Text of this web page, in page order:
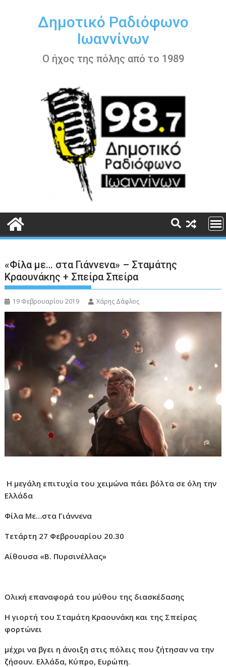
περιεχόμενοΔημοτικό Ραδιόφωνο
Ιωαννίνων
Ο ήχος της πόλης από το 1989
«Φίλα με… στα Γιάννενα» – Σταμάτης
Κραουνάκης + Σπείρα Σπείρα
19 Φεβρουαρίου 2019 Χάρης Δάφλος
Η μεγάλη επιτυχία του χειμώνα πάει βόλτα σε όλη την
Ελλάδα
Φίλα Με…στα Γιάννενα
Τετάρτη 27 Φεβρουαρίου 20.30
Αίθουσα «Β. Πυρσινέλλας»
Ολική επαναφορά του μύθου της διασκέδασης
Η γιορτή του Σταμάτη Κραουνάκη και της Σπείρας
φορτώνει
μέχρι να βγει η άνοιξη στις πόλεις που ζήτησαν να την
ζήσουν. Ελλάδα, Κύπρο, Ευρώπη.